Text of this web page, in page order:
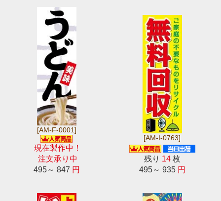
[AM-F-0001]
現在製作中！
注文承り中
495～ 847 円
[AM-I-0763]
残り 14枚
495～ 935 円